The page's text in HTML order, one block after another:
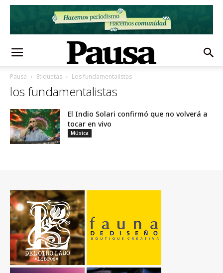
Pausa Etiquetas Los fundamentalistas
los fundamentalistas
El Indio Solari confirmó que no volverá a
tocar en vivo
Música